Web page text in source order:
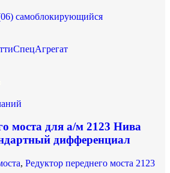
самоблокирующийся
моста для а/м 2123 Нива
дифференциал
, Редуктор переднего моста 2123